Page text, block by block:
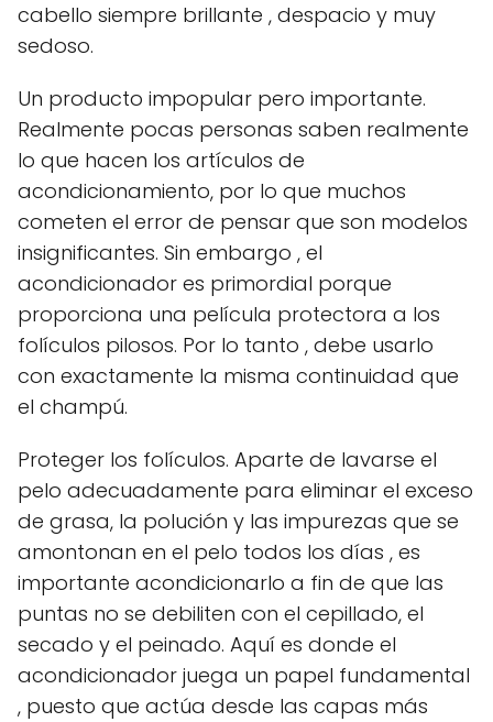
cabello siempre brillante , despacio y muy
sedoso.
Un producto impopular pero importante.
Realmente pocas personas saben realmente
lo que hacen los artículos de
acondicionamiento, por lo que muchos
cometen el error de pensar que son modelos
insignificantes. Sin embargo , el
acondicionador es primordial porque
proporciona una película protectora a los
folículos pilosos. Por lo tanto , debe usarlo
con exactamente la misma continuidad que
el champú.
Proteger los folículos. Aparte de lavarse el
pelo adecuadamente para eliminar el exceso
de grasa, la polución y las impurezas que se
amontonan en el pelo todos los días , es
importante acondicionarlo a fin de que las
puntas no se debiliten con el cepillado, el
secado y el peinado. Aquí es donde el
acondicionador juega un papel fundamental
, puesto que actúa desde las capas más